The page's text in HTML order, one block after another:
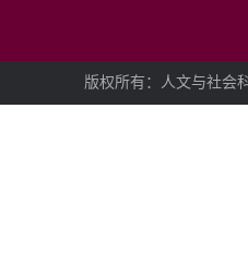
版权所有：人文与社会